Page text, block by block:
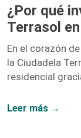
¿Por qué
Terrasol
En el corazón
la Ciudadela
residencial
Leer más →